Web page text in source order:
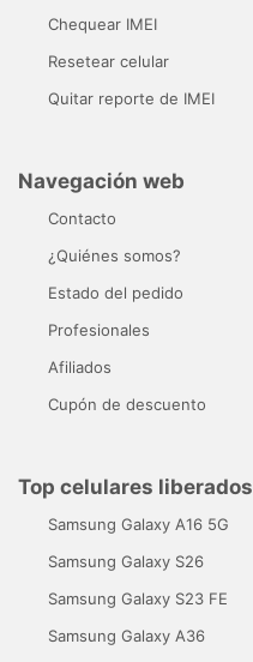
Chequear IMEI
Resetear celular
Quitar reporte de IMEI
Navegación web
Contacto
¿Quiénes somos?
Estado del pedido
Profesionales
Afiliados
Cupón de descuento
Top celulares liberados
Samsung Galaxy A16 5G
Samsung Galaxy S26
Samsung Galaxy S23 FE
Samsung Galaxy A36